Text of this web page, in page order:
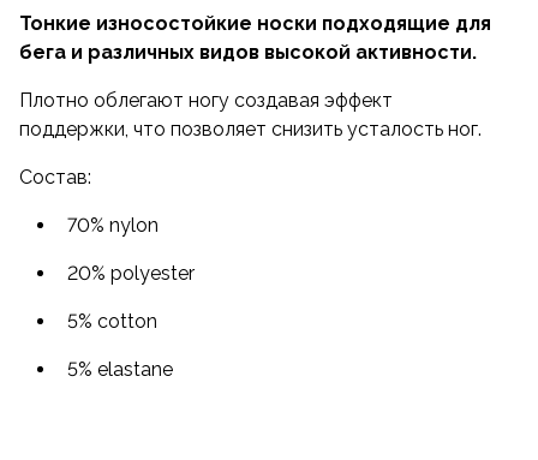
Тонкие износостойкие носки подходящие для
бега и различных видов высокой активности.
Плотно облегают ногу создавая эффект
поддержки, что позволяет снизить усталость ног.
Состав:
70% nylon
20% polyester
5% cotton
5% elastane